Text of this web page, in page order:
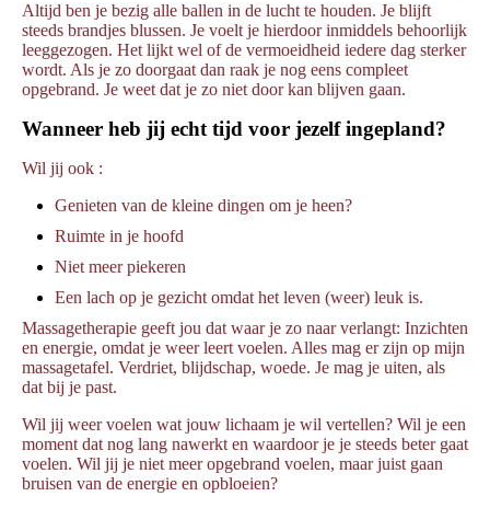
Altijd ben je bezig alle ballen in de lucht te houden. Je blijft
steeds brandjes blussen. Je voelt je hierdoor inmiddels behoorlijk
leeggezogen. Het lijkt wel of de vermoeidheid iedere dag sterker
wordt. Als je zo doorgaat dan raak je nog eens compleet
opgebrand. Je weet dat je zo niet door kan blijven gaan.
Wanneer heb jij echt tijd voor jezelf ingepland?
Wil jij ook :
Genieten van de kleine dingen om je heen?
Ruimte in je hoofd
Niet meer piekeren
Een lach op je gezicht omdat het leven (weer) leuk is.
Massagetherapie geeft jou dat waar je zo naar verlangt: Inzichten
en energie, omdat je weer leert voelen. Alles mag er zijn op mijn
massagetafel. Verdriet, blijdschap, woede. Je mag je uiten, als
dat bij je past.
Wil jij weer voelen wat jouw lichaam je wil vertellen? Wil je een
moment dat nog lang nawerkt en waardoor je je steeds beter gaat
voelen. Wil jij je niet meer opgebrand voelen, maar juist gaan
bruisen van de energie en opbloeien?